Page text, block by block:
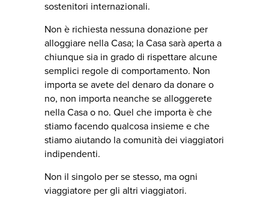
sostenitori internazionali.
Non è richiesta nessuna donazione per
alloggiare nella Casa; la Casa sarà aperta a
chiunque sia in grado di rispettare alcune
semplici regole di comportamento. Non
importa se avete del denaro da donare o
no, non importa neanche se alloggerete
nella Casa o no. Quel che importa è che
stiamo facendo qualcosa insieme e che
stiamo aiutando la comunità dei viaggiatori
indipendenti.
Non il singolo per se stesso, ma ogni
viaggiatore per gli altri viaggiatori.